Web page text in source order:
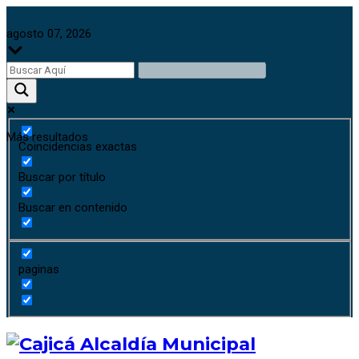
agosto 07, 2026
Más resultados
Coincidencias exactas
Buscar por título
Buscar en contenido
paginas